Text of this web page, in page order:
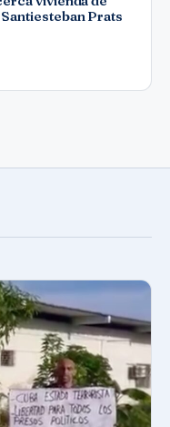
Prats